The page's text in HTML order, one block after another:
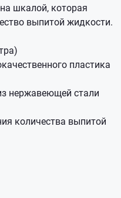
шкалой, которая
выпитой жидкости.
пластика
нержавеющей стали
количества выпитой